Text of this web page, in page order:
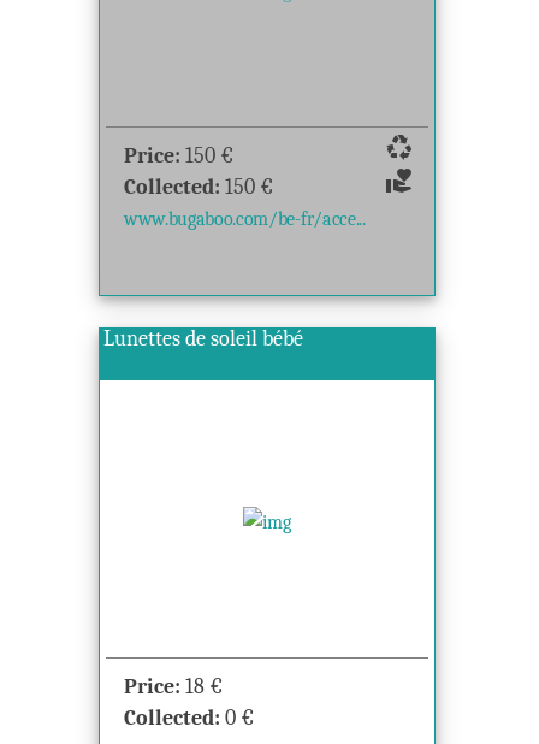
recycling
volunteer_activism
Price: 150 €
Collected: 150 €
www.bugaboo.com/be-fr/acce...
Lunettes de soleil bébé
Price: 18 €
Collected: 0 €